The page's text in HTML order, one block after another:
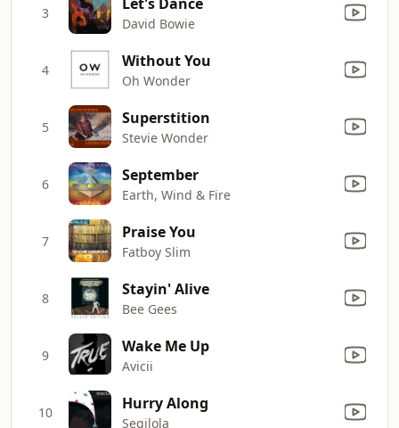
3
David Bowie
4 Without You
Oh Wonder
5 Superstition
Stevie Wonder
6 September
Earth, Wind & Fire
7 Praise You
Fatboy Slim
8 Stayin' Alive
Bee Gees
9 Wake Me Up
Avicii
10 Hurry Along
Segilola